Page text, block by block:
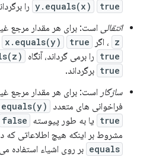
y.equals(x) true
را
انتقالی است: برای هر مقدار مرجع
z ، اگر x.equals(y) true
true را برمی گرداند، آنگاه
true برگرداند.
سازگار است: برای هر مقدار مرجع
فراخوانی های متعدد
true یا به طور پیوسته false
مشروط بر اینکه هیچ اطلاعاتی که
equals بر روی اشیاء استفاده